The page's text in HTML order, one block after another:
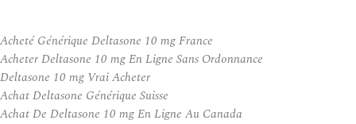
Acheté Générique Deltasone 10 mg France
Acheter Deltasone 10 mg En Ligne Sans Ordonnance
Deltasone 10 mg Vrai Acheter
Achat Deltasone Générique Suisse
Achat De Deltasone 10 mg En Ligne Au Canada